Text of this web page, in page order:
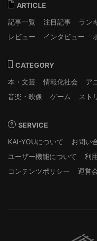
ARTICLE
記事一覧
注目記事 ラン
レビュー
インタビュー
CATEGORY
本・文芸
情報化社会 ア
音楽・映像
ゲーム スト
SERVICE
KAI-YOUについて
お問い
ユーザー機能について
利
コンテンツポリシー
運営